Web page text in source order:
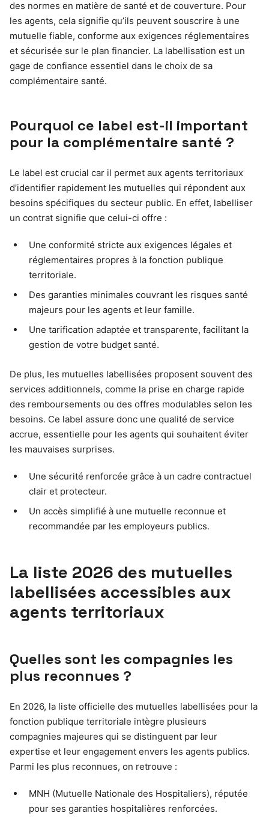
des normes en matière de santé et de couverture. Pour
les agents, cela signifie qu’ils peuvent souscrire à une
mutuelle fiable, conforme aux exigences réglementaires
et sécurisée sur le plan financier. La labellisation est un
gage de confiance essentiel dans le choix de sa
complémentaire santé.
Pourquoi ce label est-il important
pour la complémentaire santé ?
Le label est crucial car il permet aux agents territoriaux
d’identifier rapidement les mutuelles qui répondent aux
besoins spécifiques du secteur public. En effet, labelliser
un contrat signifie que celui-ci offre :
Une conformité stricte aux exigences légales et
réglementaires propres à la fonction publique
territoriale.
Des garanties minimales couvrant les risques santé
majeurs pour les agents et leur famille.
Une tarification adaptée et transparente, facilitant la
gestion de votre budget santé.
De plus, les mutuelles labellisées proposent souvent des
services additionnels, comme la prise en charge rapide
des remboursements ou des offres modulables selon les
besoins. Ce label assure donc une qualité de service
accrue, essentielle pour les agents qui souhaitent éviter
les mauvaises surprises.
Une sécurité renforcée grâce à un cadre contractuel
clair et protecteur.
Un accès simplifié à une mutuelle reconnue et
recommandée par les employeurs publics.
La liste 2026 des mutuelles
labellisées accessibles aux
agents territoriaux
Quelles sont les compagnies les
plus reconnues ?
En 2026, la liste officielle des mutuelles labellisées pour la
fonction publique territoriale intègre plusieurs
compagnies majeures qui se distinguent par leur
expertise et leur engagement envers les agents publics.
Parmi les plus reconnues, on retrouve :
MNH (Mutuelle Nationale des Hospitaliers), réputée
pour ses garanties hospitalières renforcées.